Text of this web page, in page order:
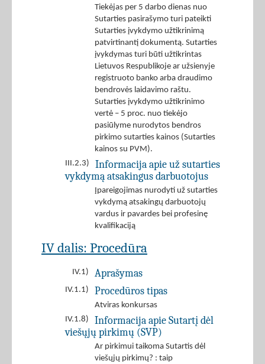
Tiekėjas per 5 darbo dienas nuo
Sutarties pasirašymo turi pateikti
Sutarties įvykdymo užtikrinimą
patvirtinantį dokumentą. Sutarties
įvykdymas turi būti užtikrintas
Lietuvos Respublikoje ar užsienyje
registruoto banko arba draudimo
bendrovės laidavimo raštu.
Sutarties įvykdymo užtikrinimo
vertė – 5 proc. nuo tiekėjo
pasiūlyme nurodytos bendros
pirkimo sutarties kainos (Sutarties
kainos su PVM).
III.2.3)
Informacija apie už sutarties
vykdymą atsakingus darbuotojus
Įpareigojimas nurodyti už sutarties
vykdymą atsakingų darbuotojų
vardus ir pavardes bei profesinę
kvalifikaciją
IV dalis: Procedūra
IV.1) Aprašymas
IV.1.1) Procedūros tipas
Atviras konkursas
IV.1.8)
Informacija apie Sutartį dėl
viešųjų pirkimų (SVP)
Ar pirkimui taikoma Sutartis dėl
viešųjų pirkimų? : taip